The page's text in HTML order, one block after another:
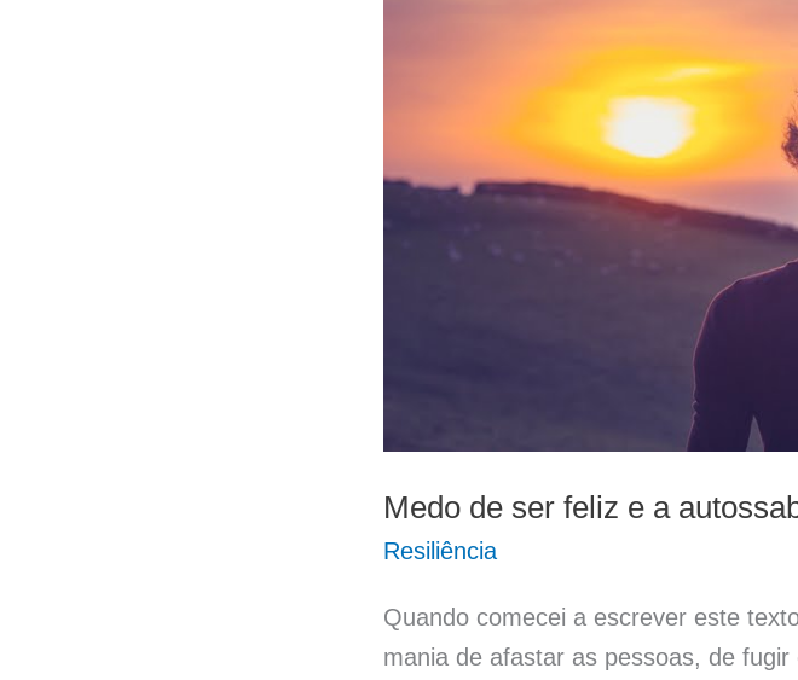
Medo de ser feliz e a
Resiliência
Quando comecei a escrever este
mania de afastar as pessoas, de